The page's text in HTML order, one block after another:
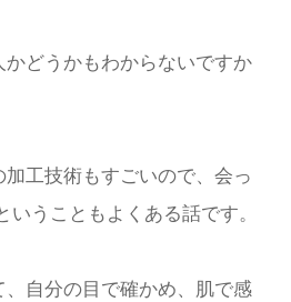
どうかもわからないですか
工技術もすごいので、会っ
いうこともよくある話です。
自分の目で確かめ、肌で感